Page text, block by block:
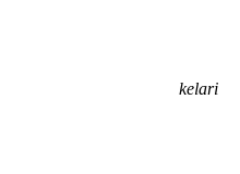
kelari